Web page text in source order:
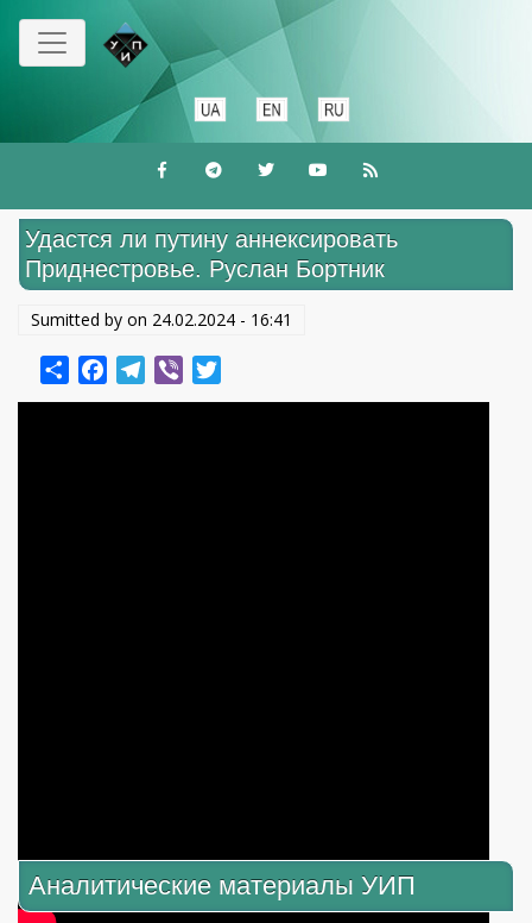
Перейти
основному
Удастся ли путину аннексировать
Приднестровье. Руслан Бортник
Sumitted by on 24.02.2024 - 16:41
ShareFacebookTelegram
Viber
Аналитические материалы УИП